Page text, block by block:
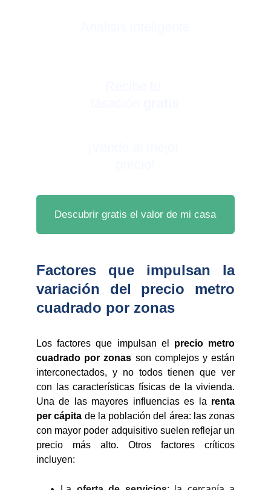
Descubrir gratis el valor de mi casa
Factores que impulsan la
variación del precio metro
cuadrado por zonas
Los factores que impulsan el precio metro
cuadrado por zonas son complejos y están
interconectados, y no todos tienen que ver
con las características físicas de la vivienda.
Una de las mayores influencias es la renta
per cápita de la población del área: las zonas
con mayor poder adquisitivo suelen reflejar un
precio más alto. Otros factores críticos
incluyen: